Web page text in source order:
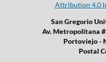
Attribution 4.0
San Gregorio
Av. Metropolitana
Portoviejo -
Postal